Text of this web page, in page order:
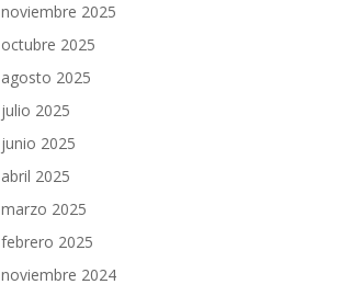
noviembre 2025
octubre 2025
agosto 2025
julio 2025
junio 2025
abril 2025
marzo 2025
febrero 2025
noviembre 2024